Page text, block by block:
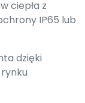
ciepła z
IP65 lub
dzięki